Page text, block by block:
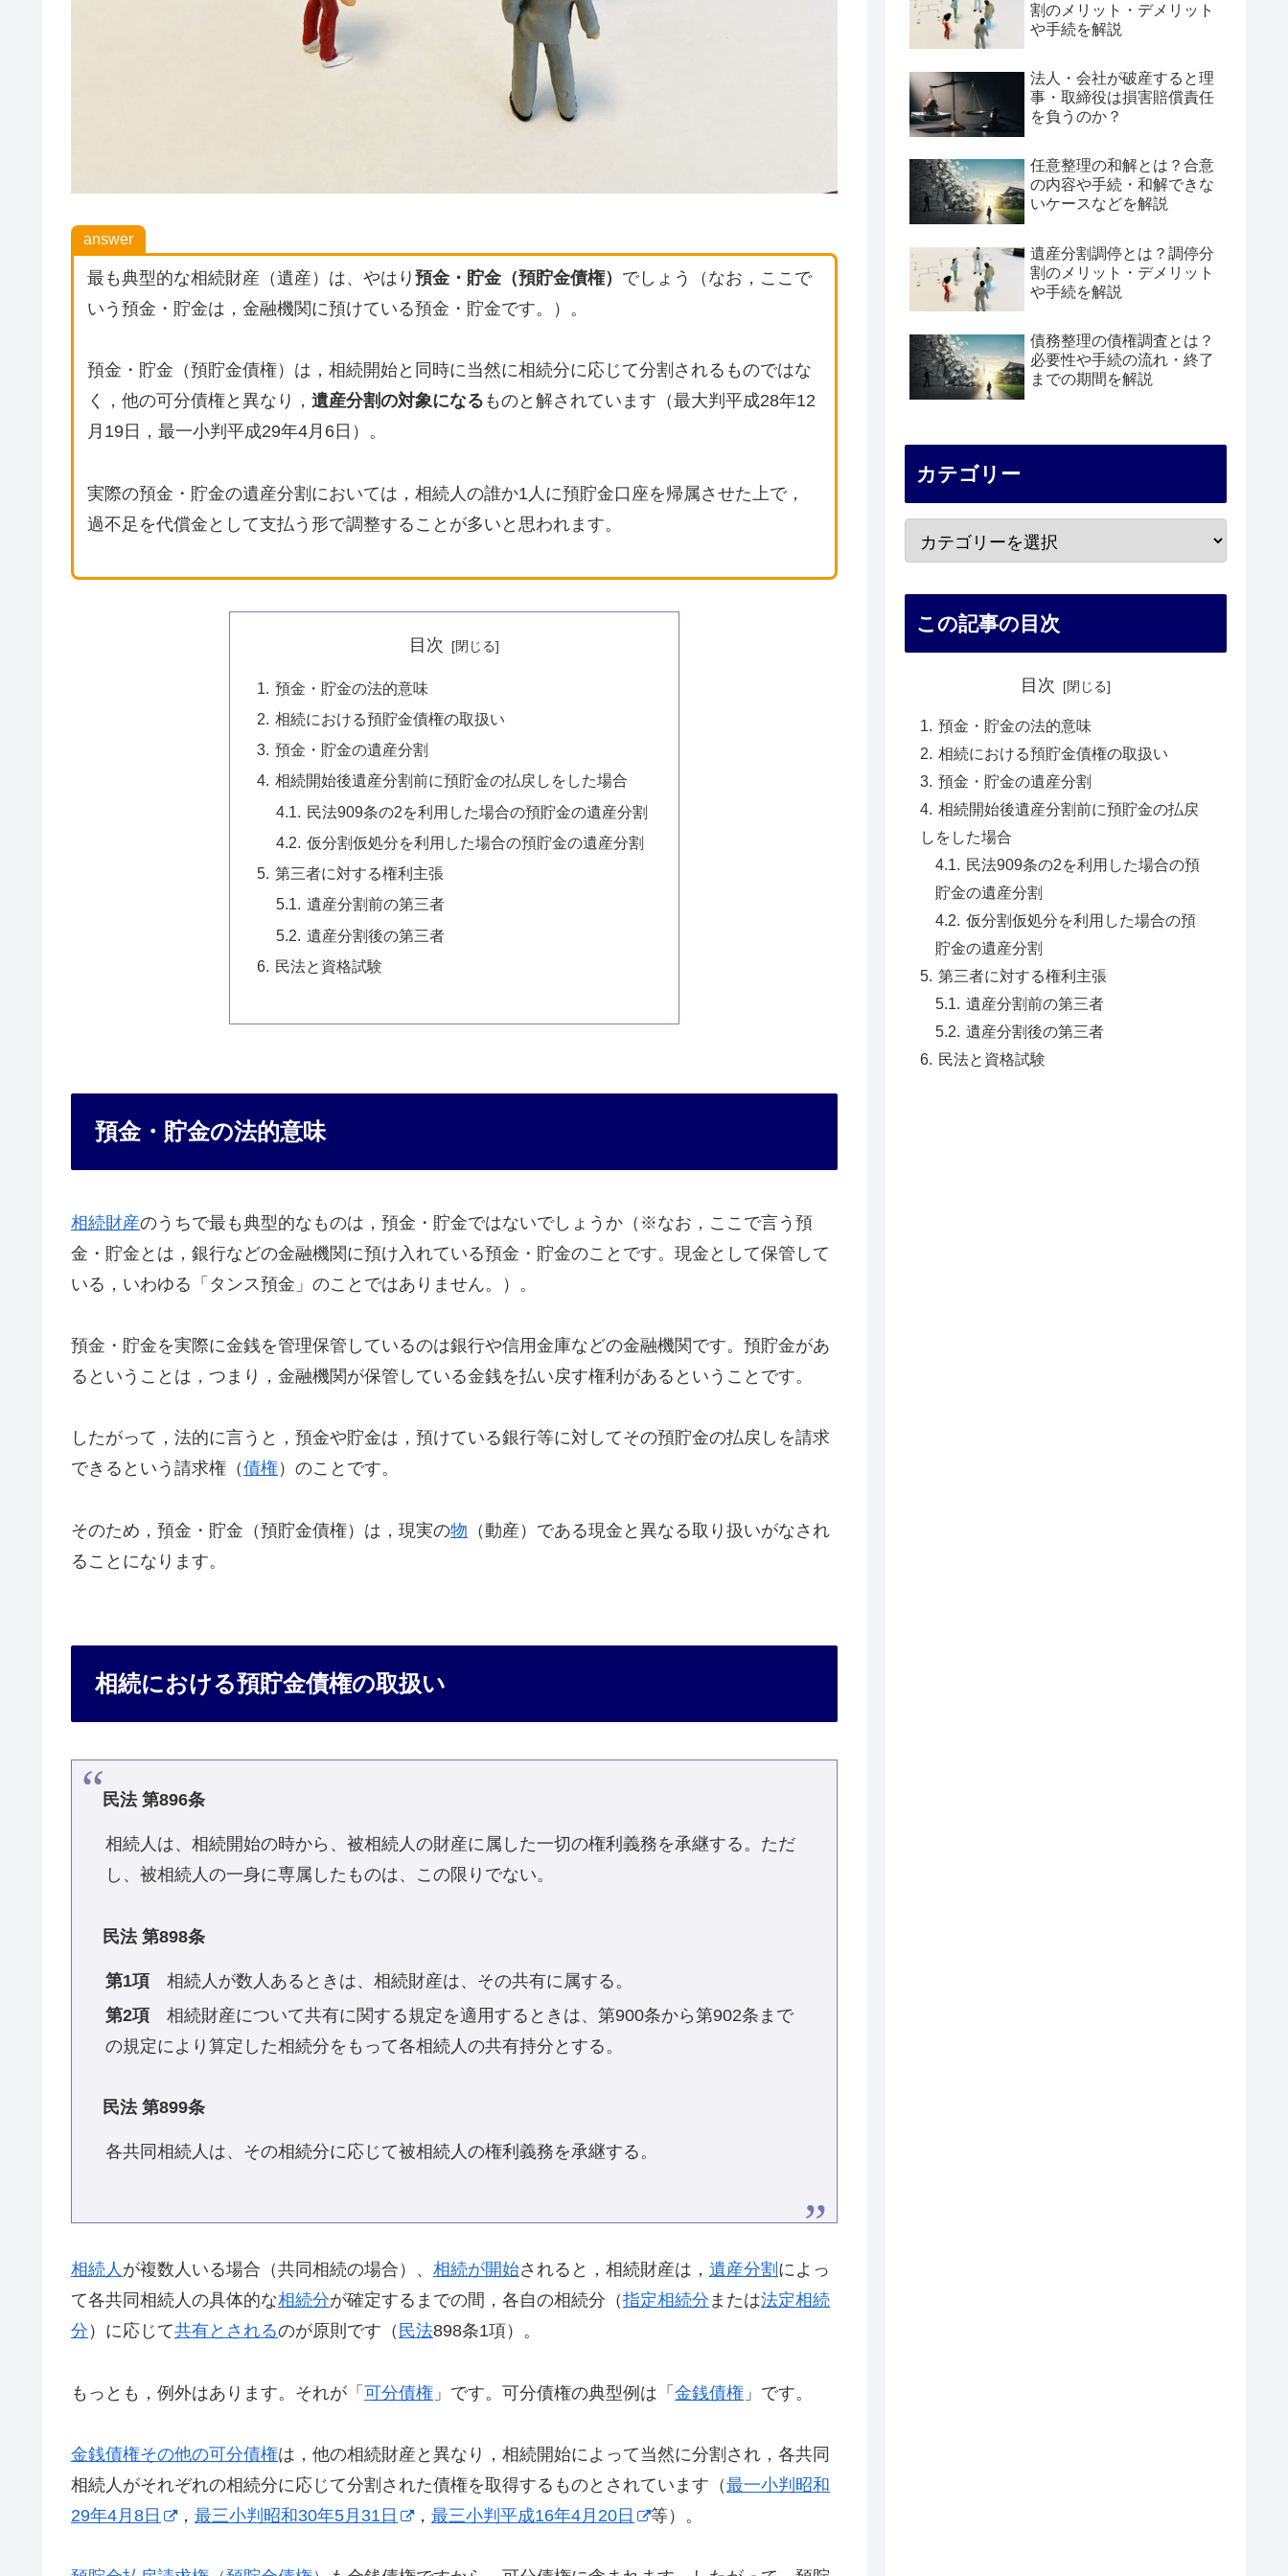
answer
最も典型的な相続財産（遺産）は、やはり預金・貯金（預貯金債権） でしょう（なお，ここで
いう預金・貯金は，金融機関に預けている預金・貯金です。）。
預金・貯金（預貯金債権）は，相続開始と同時に当然に相続分に応じて分割されるものではな
く，他の可分債権と異なり，遺産分割の対象になる ものと解されています（最大判平成28年12
月19日，最一小判平成29年4月6日）。
実際の預金・貯金の遺産分割においては，相続人の誰か1人に預貯金口座を帰属させた上で，
過不足を代償金として支払う形で調整することが多いと思われます。
目次
預金・貯金の法的意味
相続における預貯金債権の取扱い
預金・貯金の遺産分割
相続開始後遺産分割前に預貯金の払戻しをした場合
民法909条の2を利用した場合の預貯金の遺産分割
仮分割仮処分を利用した場合の預貯金の遺産分割
第三者に対する権利主張
遺産分割前の第三者
遺産分割後の第三者
民法と資格試験
預金・貯金の法的意味
相続財産のうちで最も典型的なものは，預金・貯金ではないでしょうか（※なお，ここで言う預
金・貯金とは，銀行などの金融機関に預け入れている預金・貯金のことです。現金として保管して
いる，いわゆる「タンス預金」のことではありません。）。
預金・貯金を実際に金銭を管理保管しているのは銀行や信用金庫などの金融機関です。預貯金があ
るということは，つまり，金融機関が保管している金銭を払い戻す権利があるということです。
したがって，法的に言うと，預金や貯金は，預けている銀行等に対してその預貯金の払戻しを請求
できるという請求権（債権）のことです。
そのため，預金・貯金（預貯金債権）は，現実の物 （動産）である現金と異なる取り扱いがなされ
ることになります。
相続における預貯金債権の取扱い
民法 第896条
相続人は、相続開始の時から、被相続人の財産に属した一切の権利義務を承継する。ただ
し、被相続人の一身に専属したものは、この限りでない。
民法 第898条
第1項相続人が数人あるときは、相続財産は、その共有に属する。
第2項相続財産について共有に関する規定を適用するときは、第900条から第902条まで
の規定により算定した相続分をもって各相続人の共有持分とする。
民法 第899条
各共同相続人は、その相続分に応じて被相続人の権利義務を承継する。
相続人 が複数人いる場合（共同相続の場合）、 相続が開始されると，相続財産は， 遺産分割 によっ
て各共同相続人の具体的な相続分が確定するまでの間，各自の相続分（指定相続分 または法定相続
分 ）に応じて共有とされるのが原則です（ 民法898条1項）。
もっとも，例外はあります。それが「 可分債権 」です。可分債権の典型例は「 金銭債権 」です。
金銭債権その他の可分債権は，他の相続財産と異なり，相続開始によって当然に分割され，各共同
相続人がそれぞれの相続分に応じて分割された債権を取得するものとされています（最一小判昭和
29年4月8日
， 最三小判昭和30年5月31日 ， 最三小判平成16年4月20日 等）。
割のメリット・デメリット
や手続を解説
法人・会社が破産すると理
事・取締役は損害賠償責任
を負うのか？
任意整理の和解とは？合意
の内容や手続・和解できな
いケースなどを解説
遺産分割調停とは？調停分
割のメリット・デメリット
や手続を解説
債務整理の債権調査とは？
必要性や手続の流れ・終了
までの期間を解説
カテゴリー
この記事の目次
目次
預金・貯金の法的意味
相続における預貯金債権の取扱い
預金・貯金の遺産分割
相続開始後遺産分割前に預貯金の払戻
しをした場合
民法909条の2を利用した場合の預
貯金の遺産分割
仮分割仮処分を利用した場合の預
貯金の遺産分割
第三者に対する権利主張
遺産分割前の第三者
遺産分割後の第三者
民法と資格試験